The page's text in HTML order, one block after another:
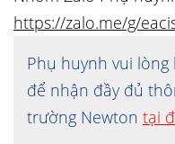
https://zalo.me/g/
Phụ huynh vui lòng
để nhận đầy đủ
trường Newton tại